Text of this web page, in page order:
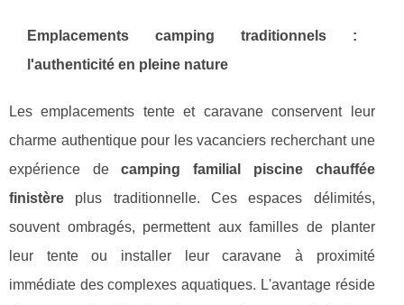
Emplacements camping traditionnels :
l'authenticité en pleine nature
Les emplacements tente et caravane conservent leur
charme authentique pour les vacanciers recherchant une
expérience decamping familial piscine chauffée
finistère plus traditionnelle. Ces espaces délimités,
souvent ombragés, permettent aux familles de planter
leur tente ou installer leur caravane à proximité
immédiate des complexes aquatiques. L'avantage réside